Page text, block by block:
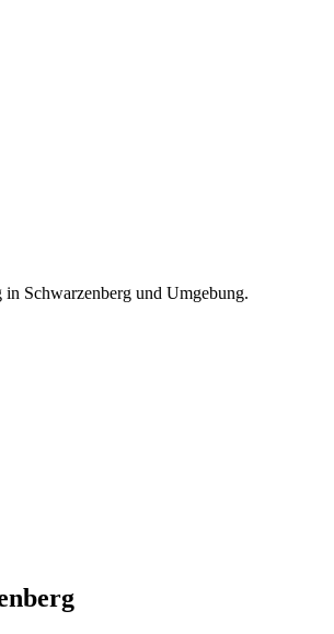
in Schwarzenberg und Umgebung.